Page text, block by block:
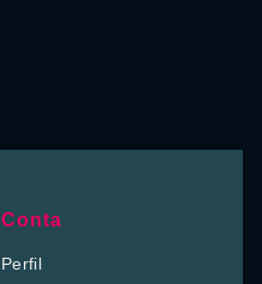
Conta
Perfil